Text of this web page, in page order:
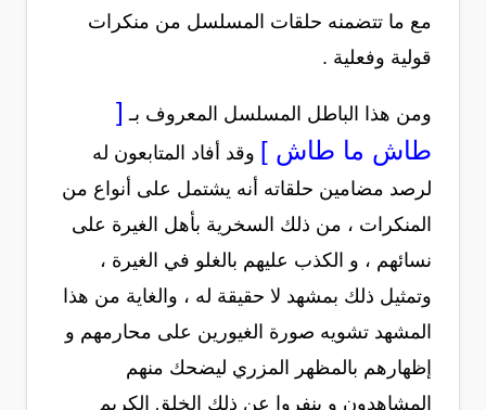
مع ما تتضمنه حلقات المسلسل من منكرات
قولية وفعلية .
ومن هذا الباطل المسلسل المعروف بـ [
طاش ما طاش ] وقد أفاد المتابعون له
لرصد مضامين حلقاته أنه يشتمل على أنواع من
المنكرات ، من ذلك السخرية بأهل الغيرة على
نسائهم ، و الكذب عليهم بالغلو في الغيرة ،
وتمثيل ذلك بمشهد لا حقيقة له ، والغاية من هذا
المشهد تشويه صورة الغيورين على محارمهم و
إظهارهم بالمظهر المزري ليضحك منهم
المشاهدون و ينفروا عن ذلك الخلق الكريم